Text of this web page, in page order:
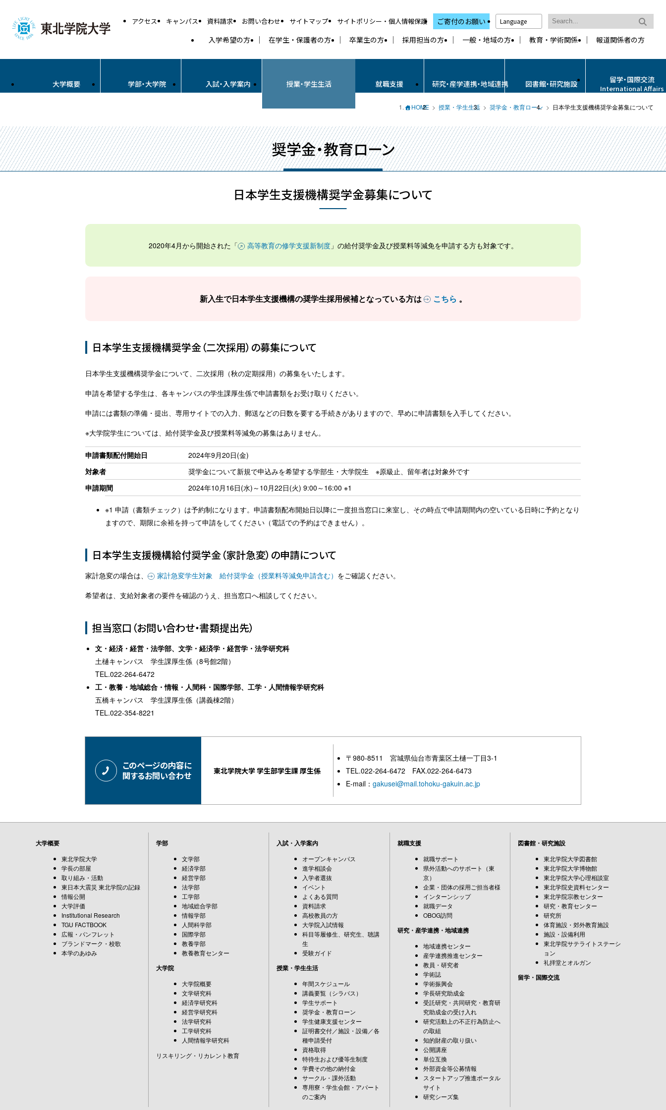
アクセス キャンパス 資料請求 お問い合わせ サイトマップ サイトポリシー・個人情報保護 ご寄付のお願い Language
入学希望の方 在学生・保護者の方 卒業生の方 採用担当の方 一般・地域の方 教育・学術関係 報道関係者の方
大学概要 学部・大学院 入試・入学案内 授業・学生生活 就職支援 研究・産学連携・地域連携 図書館・研究施設 留学・国際交流
International Affairs
HOME 授業・学生生活 奨学金・教育ローン 日本学生支援機構奨学金募集について
奨学金・教育ローン
日本学生支援機構奨学金募集について
2020年4月から開始された「 高等教育の修学支援新制度」の給付奨学金及び授業料等減免を申請する方も対象です。
新入生で日本学生支援機構の奨学生採用候補となっている方は こちら 。
日本学生支援機構奨学金（二次採用）の募集について
日本学生支援機構奨学金について、二次採用（秋の定期採用）の募集をいたします。
申請を希望する学生は、各キャンパスの学生課厚生係で申請書類をお受け取りください。
申請には書類の準備・提出、専用サイトでの入力、郵送などの日数を要する手続きがありますので、早めに申請書類を入手してください。
※大学院学生については、給付奨学金及び授業料等減免の募集はありません。
申請書類配付開始日
2024年9月20日(金)
対象者
奨学金について新規で申込みを希望する学部生・大学院生 ※原級止、留年者は対象外です
申請期間
2024年10月16日(水)～10月22日(火) 9:00～16:00 ※1
※1 申請（書類チェック）は予約制になります。申請書類配布開始日以降に一度担当窓口に来室し、その時点で申請期間内の空いている日時に予約となり
ますので、期限に余裕を持って申請をしてください（電話での予約はできません）。
日本学生支援機構給付奨学金（家計急変）の申請について
家計急変の場合は、 家計急変学生対象 給付奨学金（授業料等減免申請含む） をご確認ください。
希望者は、支給対象者の要件を確認のうえ、担当窓口へ相談してください。
担当窓口（お問い合わせ・書類提出先）
文・経済・経営・法学部、文学・経済学・経営学・法学研究科
土樋キャンパス 学生課厚生係（8号館2階）
TEL.022-264-6472
工・教養・地域総合・情報・人間科・国際学部、工学・人間情報学研究科
五橋キャンパス 学生課厚生係（講義棟2階）
TEL.022-354-8221
このページの内容に
関するお問い合わせ
東北学院大学 学生部学生課 厚生係
〒980-8511 宮城県仙台市青葉区土樋一丁目3-1
TEL.022-264-6472 FAX.022-264-6473
E-mail： gakusei@mail.tohoku-gakuin.ac.jp
大学概要
東北学院大学
学長の部屋
取り組み・活動
東日本大震災 東北学院の記録
情報公開
大学評価
Institutional Research
TGU FACTBOOK
広報・パンフレット
ブランドマーク・校歌
本学のあゆみ
学部
文学部
経済学部
経営学部
法学部
工学部
地域総合学部
情報学部
人間科学部
国際学部
教養学部
教養教育センター
大学院
大学院概要
文学研究科
経済学研究科
経営学研究科
法学研究科
工学研究科
人間情報学研究科
リスキリング・リカレント教育
入試・入学案内
オープンキャンパス
進学相談会
入学者選抜
イベント
よくある質問
資料請求
高校教員の方
大学院入試情報
科目等履修生、研究生、聴講
生
受験ガイド
授業・学生生活
年間スケジュール
講義要覧（シラバス）
学生サポート
奨学金・教育ローン
学生健康支援センター
証明書交付／施設・設備／各
種申請受付
資格取得
特待生および優等生制度
学費その他の納付金
サークル・課外活動
専用寮・学生会館・アパート
のご案内
就職支援
就職サポート
県外活動へのサポート（東
京）
企業・団体の採用ご担当者様
インターンシップ
就職データ
OBOG訪問
研究・産学連携・地域連携
地域連携センター
産学連携推進センター
教員・研究者
学術誌
学術振興会
学長研究助成金
受託研究・共同研究・教育研
究助成金の受け入れ
研究活動上の不正行為防止へ
の取組
知的財産の取り扱い
公開講座
単位互換
外部資金等公募情報
スタートアップ推進ポータル
サイト
研究シーズ集
図書館・研究施設
東北学院大学図書館
東北学院大学博物館
東北学院大学心理相談室
東北学院史資料センター
東北学院宗教センター
研究・教育センター
研究所
体育施設・郊外教育施設
施設・設備利用
東北学院サテライトステーシ
ョン
礼拝堂とオルガン
留学・国際交流